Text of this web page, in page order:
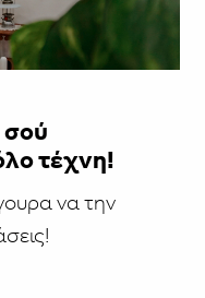
σού
τέχνη!
να την